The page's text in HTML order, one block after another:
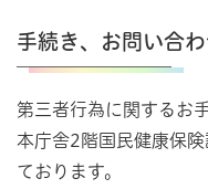
手続き、お問い合
第三者行為に関するお
本庁舎2階国民健康保
ております。